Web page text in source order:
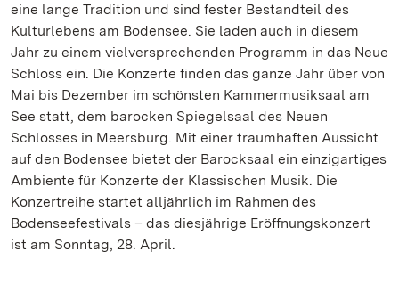
eine lange Tradition und sind fester Bestandteil des
Kulturlebens am Bodensee. Sie laden auch in diesem
Jahr zu einem vielversprechenden Programm in das Neue
Schloss ein. Die Konzerte finden das ganze Jahr über von
Mai bis Dezember im schönsten Kammermusiksaal am
See statt, dem barocken Spiegelsaal des Neuen
Schlosses in Meersburg. Mit einer traumhaften Aussicht
auf den Bodensee bietet der Barocksaal ein einzigartiges
Ambiente für Konzerte der Klassischen Musik. Die
Konzertreihe startet alljährlich im Rahmen des
Bodenseefestivals – das diesjährige Eröffnungskonzert
ist am Sonntag, 28. April.